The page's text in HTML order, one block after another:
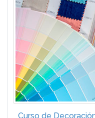
Curso de